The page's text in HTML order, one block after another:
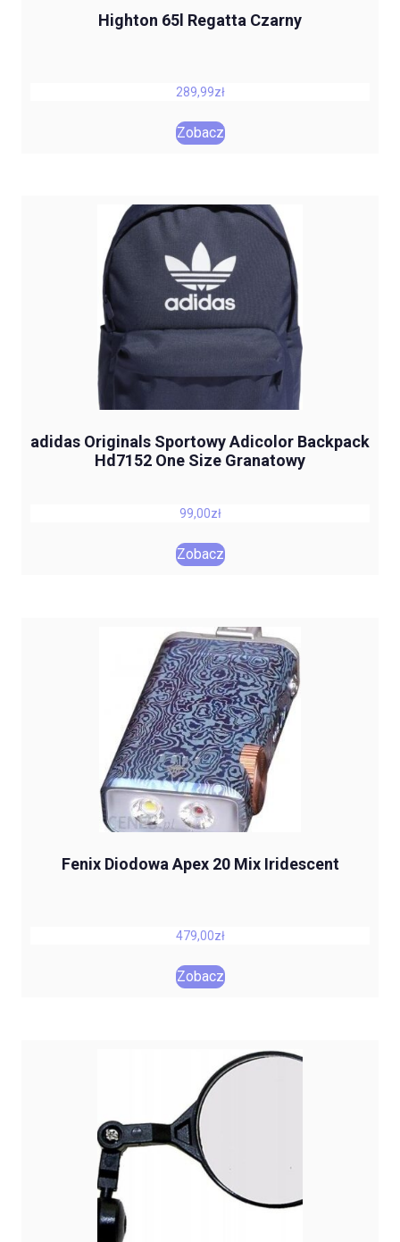
Highton 65l Regatta Czarny
289,99zł
Zobacz
adidas Originals Sportowy Adicolor Backpack
Hd7152 One Size Granatowy
99,00zł
Zobacz
Fenix Diodowa Apex 20 Mix Iridescent
479,00zł
Zobacz